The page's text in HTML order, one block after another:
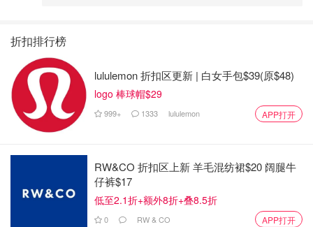
折扣排行榜
lululemon 折扣区更新 | 白女手包$39(原$48)
logo 棒球帽$29
999+ 1333 lululemon APP打开
RW&CO 折扣区上新 羊毛混纺裙$20 阔腿牛
仔裤$17
低至2.1折+额外8折+叠8.5折
0 RW & CO APP打开